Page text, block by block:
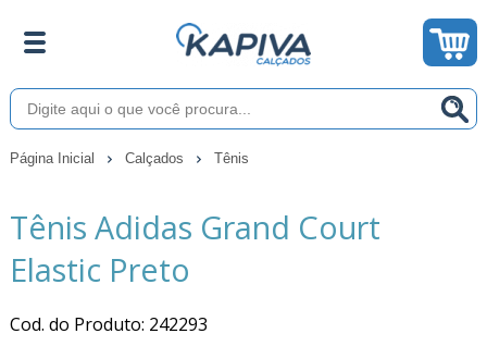
Página Inicial Calçados Tênis
Tênis Adidas Grand Court
Elastic Preto
Cod. do Produto: 242293